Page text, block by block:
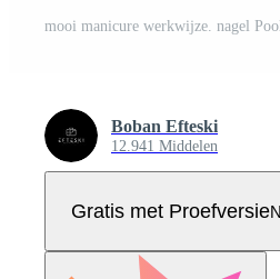
Boban Efteski
12.941 Middelen
Gratis met Proefversie